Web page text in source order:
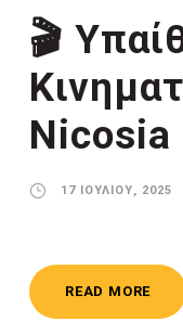
🎬
Nicosia
17 ΙΟΥΛΊΟΥ, 2025
READ MORE